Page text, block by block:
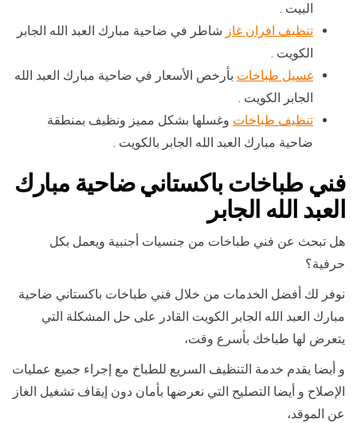
البيت .
تنظيف افران غاز شاطر في ضاحية مبارك العبد الله الجابر
الكويت .
غسيل طباخات بأرخص الأسعار في ضاحية مبارك العبد الله
الجابر الكويت .
تنظيف طباخات وغسلها بشكل مميز ونظيف بمنطقة
ضاحية مبارك العبد الله الجابر بالكويت .
فني طباخات باكستاني ضاحية مبارك
العبد الله الجابر
هل تبحث عن فني طباخات من جنسيات أجنبية ويعمل بكل
حرفية؟
نوفر لك أفضل الخدمات من خلال فني طباخات باكستاني ضاحية
مبارك العبد الله الجابر الكويت القادر على حل المشكلة التي
يتعرض لها طباخك بأسرع وقت،
و أيضا يقدم خدمة التنظيف السريع للطباخ مع إجراء جميع عمليات
الإصلاح و أيضا التصليح التي نعرضها بأمان دون إيقاف تشغيل الغاز
عن الموقد،